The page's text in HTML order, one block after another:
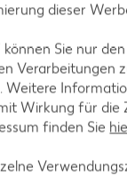
Zucker
dieser
Sie nur
Wirkung für
finden Sie